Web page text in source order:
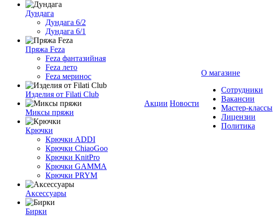
Дундага
Дундага 6/2
Дундага 6/1
Пряжа Feza
Feza фантазийная
Feza лето
Feza меринос
Изделия от Filati Club
Миксы пряжи
Крючки
Крючки ADDI
Крючки ChiaoGoo
Крючки KnitPro
Крючки GAMMA
Крючки PRYM
Аксессуары
Бирки
Акции Новости
О магазине
Сотрудники
Вакансии
Мастер-классы
Лицензии
Политика